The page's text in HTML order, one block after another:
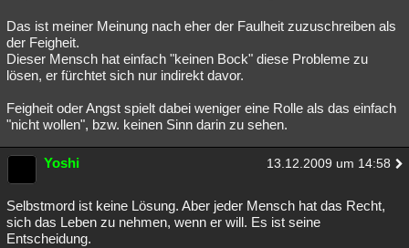
Das ist meiner Meinung nach eher der Faulheit zuzuschreiben als
der Feigheit.
Dieser Mensch hat einfach "keinen Bock" diese Probleme zu
lösen, er fürchtet sich nur indirekt davor.
Feigheit oder Angst spielt dabei weniger eine Rolle als das einfach
"nicht wollen", bzw. keinen Sinn darin zu sehen.
Yoshi 13.12.2009 um 14:58
Selbstmord ist keine Lösung. Aber jeder Mensch hat das Recht,
sich das Leben zu nehmen, wenn er will. Es ist seine
Entscheidung.